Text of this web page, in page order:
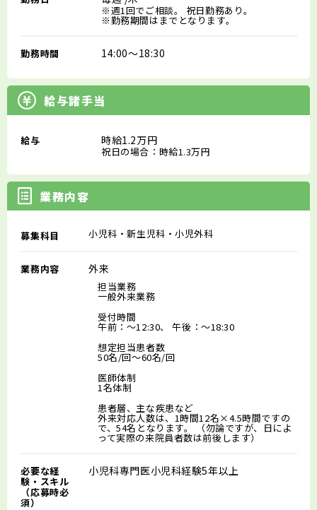
※週1回でご相談。 祝日勤務あり。
※勤務期間はまでとなります。
勤務時間 14:00～18:30
給与諸手当
給与 時給1.2万円
祝日の場合：時給1.3万円
業務内容
募集科目 小児科・新生児科・小児外科
業務内容 外来
担当業務
一般外来業務
受付時間
午前：～12:30、 午後：～18:30
想定担当患者数
50名/回～60名/回
医師体制
1名体制
患者層、主な疾患など
外来対応人数は、1時間12名×4.5時間ですの
で、54名となります。 （勿論ですが、日によ
って実際の来院員者数は前後します）
必要な経
験・スキル
（応募時必
須）
小児科専門医小児科経験5年以上